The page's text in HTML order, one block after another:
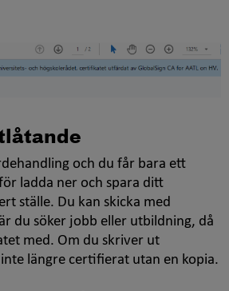
och du får bara ett
ladda ner och spara ditt
ställe. Du kan skicka med
du söker jobb eller utbildning, då
med. Om du skriver ut
längre certifierat utan en kopia.